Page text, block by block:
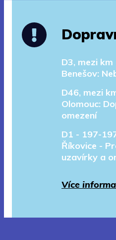
D3, mezi
Benešov:
D46, mezi
Olomouc:
omezení
D1 - 197-
Říkovice -
uzavírky a
Více